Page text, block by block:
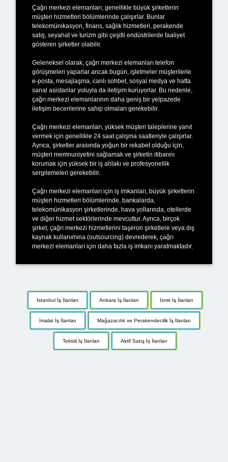
Çağrı merkezi elemanları, genellikle büyük şirketlerin
müşteri hizmetleri bölümlerinde çalışırlar. Bunlar
telekomünikasyon, finans, sağlık hizmetleri, perakende
satış, seyahat ve turizm gibi çeşitli endüstrilerde faaliyet
gösteren şirketler olabilir.
Geleneksel olarak, çağrı merkezi elemanları telefon
görüşmeleri yaparlar ancak bugün, işletmeler müşterilerle
e-posta, mesajlaşma, canlı sohbet, sosyal medya ve hatta
sanal asistanlar yoluyla da iletişim kuruyorlar. Bu nedenle,
çağrı merkezi elemanlarının daha geniş bir yelpazede
iletişim becerilerine sahip olmaları gerekebilir.
Çağrı merkezi elemanları, yüksek müşteri taleplerine yanıt
vermek için genellikle 24 saat çalışma saatleriyle çalışırlar.
Ayrıca, şirketler arasında yoğun bir rekabet olduğu için,
müşteri memnuniyetini sağlamak ve şirketin itibarını
korumak için yüksek bir iş ahlakı ve profesyonellik
sergilemeleri gerekebilir.
Çağrı merkezi elemanları için iş imkanları, büyük şirketlerin
müşteri hizmetleri bölümlerinde, bankalarda,
telekomünikasyon şirketlerinde, hava yollarında, otellerde
ve diğer hizmet sektörlerinde mevcuttur. Ayrıca, birçok
şirket, çağrı merkezi hizmetlerini taşeron şirketlere veya dış
kaynak kullanımına (outsourcing) devrederek, çağrı
merkezi elemanları için daha fazla iş imkanı yaratmaktadır.
İstanbul İş İlanları Ankara İş İlanları İzmir İş İlanları
İmalat İş İlanları Mağazacılık ve Perakendecilik İş İlanları
Tekstil İş İlanları Aktif Satış İş İlanları